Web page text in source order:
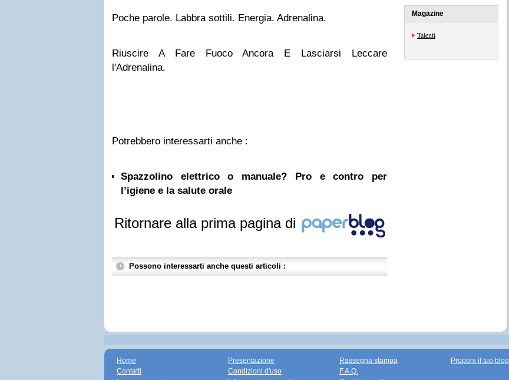
Poche parole. Labbra sottili. Energia. Adrenalina.
Riuscire A Fare Fuoco Ancora E Lasciarsi Leccare
l'Adrenalina.
Potrebbero interessarti anche :
Spazzolino elettrico o manuale? Pro e contro per
l’igiene e la salute orale
Ritornare alla prima pagina di
Possono interessarti anche questi articoli :
Magazine
Talenti
Home
Contatti
Presentazione
Condizioni d'uso
Rassegna stampa
F.A.Q.
Proponi il tuo blog